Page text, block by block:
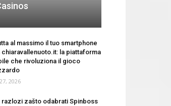
al massimo il tuo smartphone
chiaravallenuoto.it: la piattaforma
che rivoluziona il gioco
2026
razlozi zašto odabrati Spinboss